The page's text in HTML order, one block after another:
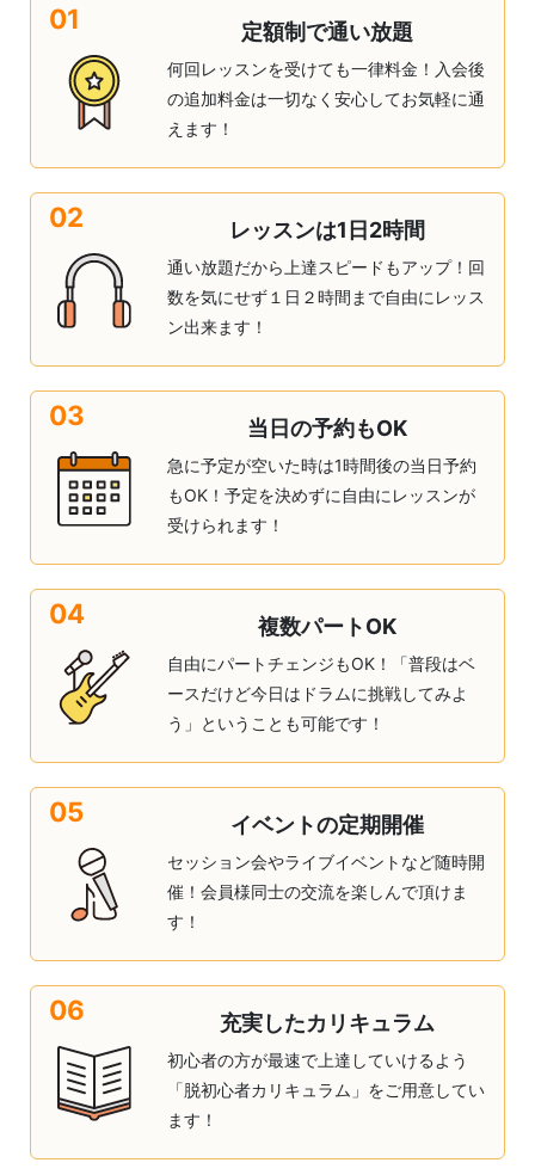
01 定額制で通い放題
何回レッスンを受けても一律料金！入会後
の追加料金は一切なく安心してお気軽に通
えます！
02 レッスンは1日2時間
通い放題だから上達スピードもアップ！回
数を気にせず１日２時間まで自由にレッス
ン出来ます！
03 当日の予約もOK
急に予定が空いた時は1時間後の当日予約
もOK！予定を決めずに自由にレッスンが
受けられます！
04 複数パートOK
自由にパートチェンジもOK！「普段はベ
ースだけど今日はドラムに挑戦してみよ
う」ということも可能です！
05 イベントの定期開催
セッション会やライブイベントなど随時開
催！会員様同士の交流を楽しんで頂けま
す！
06 充実したカリキュラム
初心者の方が最速で上達していけるよう
「脱初心者カリキュラム」をご用意してい
ます！